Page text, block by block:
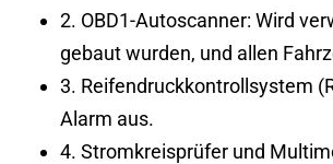
2. OBD1-Autoscanner: Wird
gebaut wurden, und allen
3. Reifendruckkontrollsystem
Alarm aus.
4. Stromkreisprüfer und